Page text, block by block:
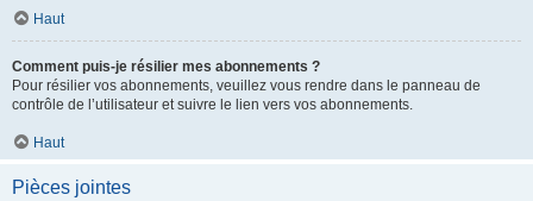
Haut
Comment puis-je résilier mes abonnements ?
Pour résilier vos abonnements, veuillez vous rendre dans le panneau de
contrôle de l’utilisateur et suivre le lien vers vos abonnements.
Haut
Pièces jointes